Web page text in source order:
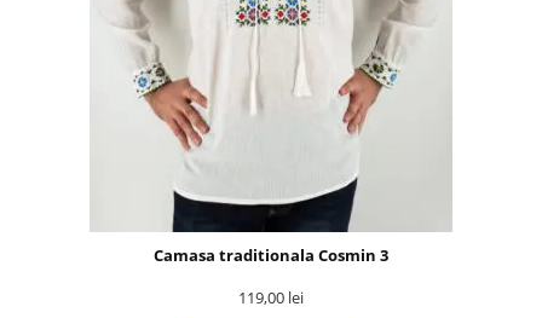
Camasa traditionala Cosmin 3
119,00 lei